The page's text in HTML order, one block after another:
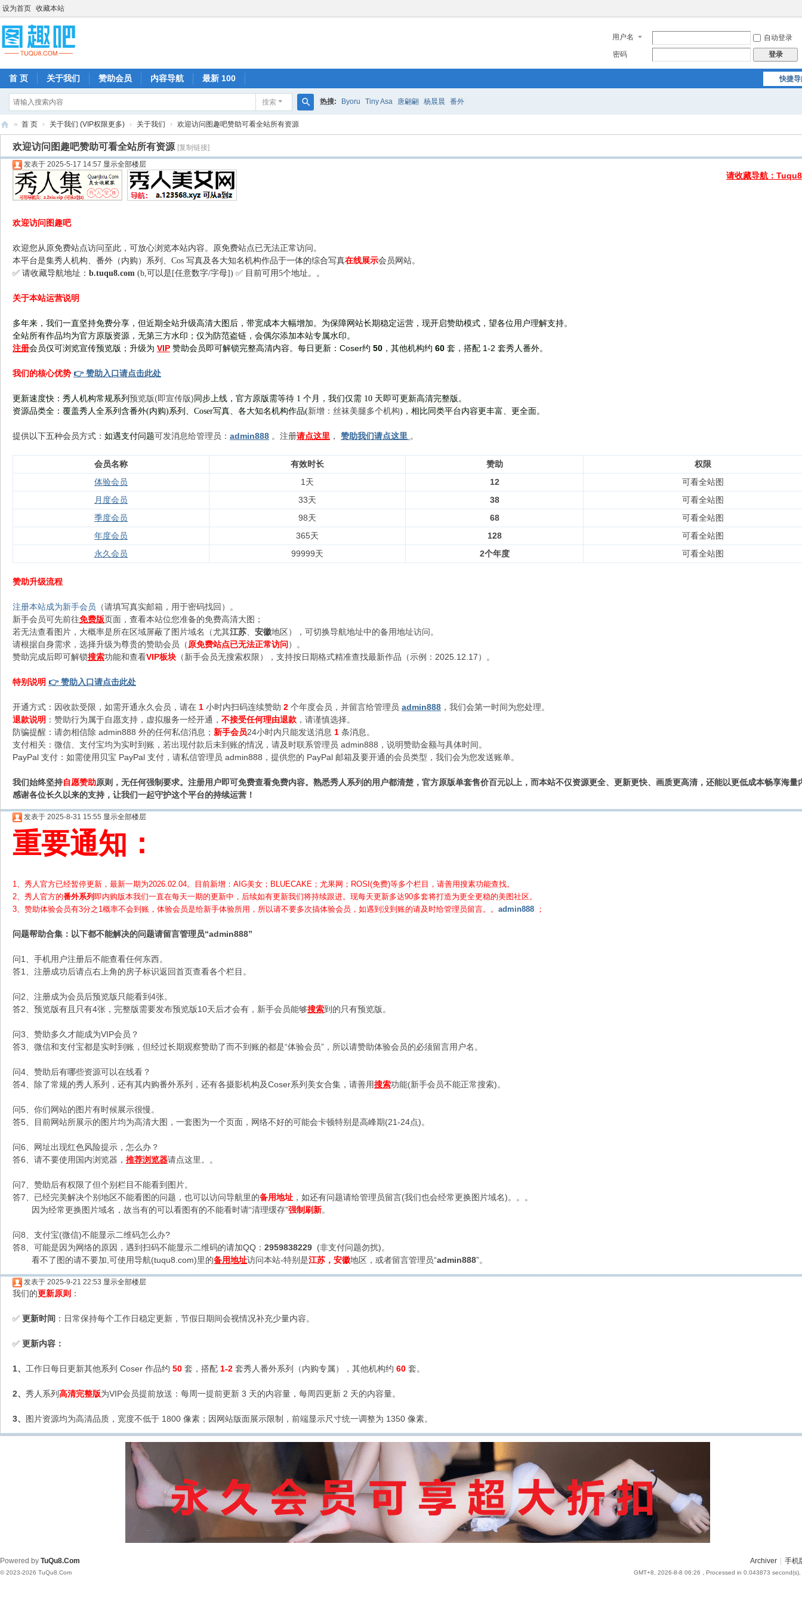
设为首页 收藏本站
用户名
自动登录
密码
登录
快捷
首 页 关于我们 赞助会员 内容导航 最新 100
搜索
索
热搜: Byoru Tiny Asa 唐翩翩 杨晨晨 番外
趣
» 首 页 › 关于我们 (VIP权限更多) › 关于我们 › 欢迎访问图趣吧赞助可看全站所有资源
欢迎访问图趣吧赞助可看全站所有资源 [复制链接]
发表于 2025-5-17 14:57 显示全部楼层
请收藏导航：
欢迎访问图趣吧
欢迎您从原免费站点访问至此，可放心浏览本站内容。原免费站点已无法正常访问。
本平台是集秀人机构、番外（内购）系列、Cos 写真及各大知名机构作品于一体的综合写真在线展示会员网站。
✅ 请收藏导航地址： b.tuqu8.com (b,可以是[任意数字/字母]) ✅ 目前可用5个地址。。
关于本站运营说明
多年来，我们一直坚持免费分享，但近期全站升级高清大图后，带宽成本大幅增加。为保障网站长期稳定运营，现开启赞助模式，望各位用户理解支持。
全站所有作品均为官方原版资源，无第三方水印；仅为防范盗链，会偶尔添加本站专属水印。
注册会员仅可浏览宣传预览版 ； 升级为 VIP 赞助会员即可解锁完整高清内容。每日更新： Coser约 50 ，其他机构约 60 套， 搭配 1-2 套秀人番外。
我们的核心优势 👉 赞助入口请点击此处
更新速度快：秀人机构常规系列 预览版(即宣传版) 同步上线，官方原版需等待 1 个月，我们仅需 10 天即可更新高清完整版。
资源品类全：覆盖秀人全系列含番外(内购)系列、Coser写真、各大知名机构作品(新增：丝袜美腿多个机构)，相比同类平台内容更丰富、更全面。
提供以下五种会员方式： 如遇支付问题可发消息给管理员： admin888 。注册请点这里 ， 赞助我们请点这里 。
会员名称 有效时长 赞助
权限
体验会员
1天 12
可看全站图
月度会员
33天 38
可看全站图
季度会员
98天 68
可看全站图
年度会员
365天 128
可看全站图
永久会员
99999天 2个年度 可看全站图
赞助升级流程
注册本站成为新手会员 （请填写真实邮箱，用于密码找回）。
新手会员可先前往免费版页面，查看本站位您准备的免费高清大图；
若无法查看图片，大概率是所在区域屏蔽了图片域名（尤其江苏 安徽地区），可切换导航地址中的备用地址访问。
请根据自身需求，选择升级为尊贵的赞助会员（原免费站点已无法正常访问 ）。
赞助完成后即可解锁搜索功能和查看VIP板块 （新手会员无搜索权限），支持按日期格式精准查找最新作品（示例：2025.12.17）。
特别说明 👉 赞助入口请点击此处
开通方式：因收款受限，如需开通永久会员，请在 1 小时内扫码连续赞助 2 个年度会员，并留言给管理员 admin888 ，我们会第一时间为您处理。
退款说明 ：赞助行为属于自愿支持，虚拟服务一经开通， 不接受任何理由退款 ，请谨慎选择。
防骗提醒：请勿相信除 admin888 外的任何私信消息； 新手会员24小时内只能发送消息 1 条消息。
支付相关：微信、支付宝均为实时到账，若出现付款后未到账的情况，请及时联系管理员 admin888，说明赞助金额与具体时间。
PayPal 支付：如需使用贝宝 PayPal 支付，请私信管理员 admin888，提供您的 PayPal 邮箱及要开通的会员类型，我们会为您发送账单。
我们始终坚持自愿赞助原则，无任何强制要求。注册用户即可免费查看免费内容。熟悉秀人系列的用户都清楚，官方原版单套售价百元以上，而本站不仅资源更全、更新更快、画质更高清，还能以更低成本畅享海量
感谢各位长久以来的支持，让我们一起守护这个平台的持续运营！
发表于 2025-8-31 15:55 显示全部楼层
重要通知：
1、秀人官方已经暂停更新，最新一期为2026.02.04。目前新增：AIG美女；BLUECAKE；尤果网；ROSI(免费)等多个栏目，请善用搜素功能查找。
2、 秀人官方的番外系列 即内购版本我们一直在每天一期的更新中，后续如有更新我们将持续跟进。现每天更新多达90多套将打造为更全更稳的美图社区。
3、赞助体验会员有3分之1概率不会到账，体验会员是给新手体验所用，所以请不要多次搞体验会员，如遇到没到账的请及时给管理员留言。。 admin888 ；
问题帮助合集 ：以下都不能解决的问题请留言管理员“admin888”
问1、手机用户注册后不能查看任何东西。
答1、注册成功后请点右上角的房子标识返回首页查看各个栏目。
问2、注册成为会员后预览版只能看到4张。
答2、预览版有且只有4张，完整版需要发布预览版10天后才会有，新手会员能够搜索到的只有预览版。
问3、赞助多久才能成为VIP会员？
答3、微信和支付宝都是实时到账，但经过长期观察赞助了而不到账的都是“体验会员”，所以请赞助体验会员的必须留言用户名。
问4、赞助后有哪些资源可以在线看？
答4、除了常规的秀人系列，还有其内购番外系列，还有各摄影机构及Coser系列美女合集，请善用搜索功能(新手会员不能正常搜索)。
问5、你们网站的图片有时候展示很慢。
答5、目前网站所展示的图片均为高清大图，一套图为一个页面，网络不好的可能会卡顿特别是高峰期(21-24点)。
问6、网址出现红色风险提示，怎么办？
答6、请不要使用国内浏览器， 推荐浏览器请点这里。。
问7、赞助后有权限了但个别栏目不能看到图片。
答7、已经完美解决个别地区不能看图的问题，也可以访问导航里的备用地址 ，如还有问题请给管理员留言(我们也会经常更换图片域名)。。。
因为经常更换图片域名，故当有的可以看图有的不能看时请“清理缓存”强制刷新。
问8、支付宝(微信)不能显示二维码怎么办?
答8、可能是因为网络的原因，遇到扫码不能显示二维码的请加QQ： 2959838229 (非支付问题勿扰)。
看不了图的请不要加,可使用导航(tuqu8.com)里的备用地址访问本站-特别是江苏，安徽地区，或者留言管理员“admin888”。
发表于 2025-9-21 22:53 显示全部楼层
我们的更新原则 ：
✅ 更新时间 ：日常保持每个工作日稳定更新，节假日期间会视情况补充少量内容。
✅ 更新内容：
1、 工作日每日更新其他系列 Coser 作品约 50 套，搭配 1-2 套秀人番外系列（内购专属），其他机构约 60 套。
2、 秀人系列高清完整版为VIP会员提前放送：每周一提前更新 3 天的内容量，每周四更新 2 天的内容量。
3、 图片资源均为高清品质，宽度不低于 1800 像素；因网站版面展示限制，前端显示尺寸统一调整为 1350 像素。
Archiver 手机
GMT+8, 2026-8-8 06:26 , Processed in 0.043873
Powered by TuQu8.Com
© 2023-2026 TuQu8.Com